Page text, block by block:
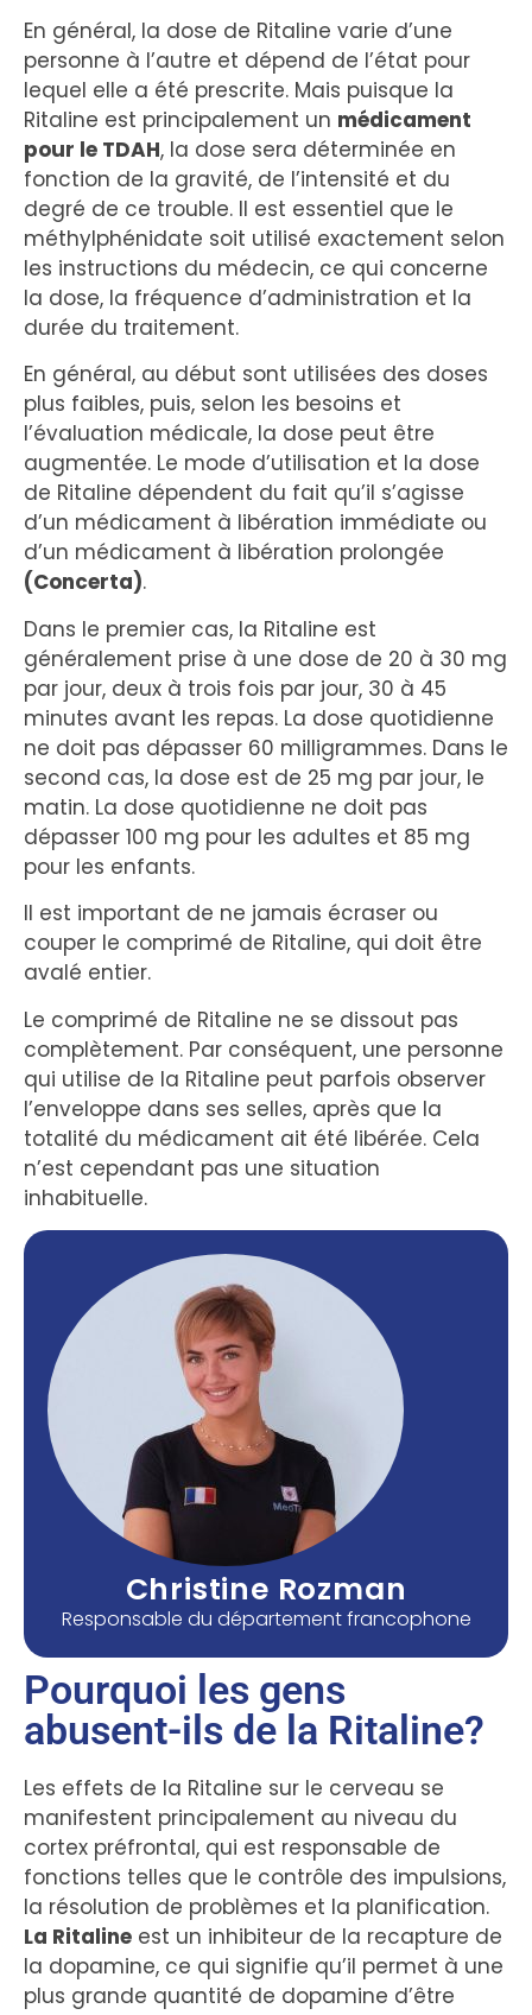
En général, la dose de Ritaline varie d’une
personne à l’autre et dépend de l’état pour
lequel elle a été prescrite. Mais puisque la
Ritaline est principalement un médicament
pour le TDAH, la dose sera déterminée en
fonction de la gravité, de l’intensité et du
degré de ce trouble. Il est essentiel que le
méthylphénidate soit utilisé exactement selon
les instructions du médecin, ce qui concerne
la dose, la fréquence d’administration et la
durée du traitement.
En général, au début sont utilisées des doses
plus faibles, puis, selon les besoins et
l’évaluation médicale, la dose peut être
augmentée. Le mode d’utilisation et la dose
de Ritaline dépendent du fait qu’il s’agisse
d’un médicament à libération immédiate ou
d’un médicament à libération prolongée
(Concerta).
Dans le premier cas, la Ritaline est
généralement prise à une dose de 20 à 30 mg
par jour, deux à trois fois par jour, 30 à 45
minutes avant les repas. La dose quotidienne
ne doit pas dépasser 60 milligrammes. Dans le
second cas, la dose est de 25 mg par jour, le
matin. La dose quotidienne ne doit pas
dépasser 100 mg pour les adultes et 85 mg
pour les enfants.
Il est important de ne jamais écraser ou
couper le comprimé de Ritaline, qui doit être
avalé entier.
Le comprimé de Ritaline ne se dissout pas
complètement. Par conséquent, une personne
qui utilise de la Ritaline peut parfois observer
l’enveloppe dans ses selles, après que la
totalité du médicament ait été libérée. Cela
n’est cependant pas une situation
inhabituelle.
Christine Rozman
Responsable du département francophone
Pourquoi les gens
abusent-ils de la Ritaline?
Les effets de la Ritaline sur le cerveau se
manifestent principalement au niveau du
cortex préfrontal, qui est responsable de
fonctions telles que le contrôle des impulsions,
la résolution de problèmes et la planification.
La Ritaline est un inhibiteur de la recapture de
la dopamine, ce qui signifie qu’il permet à une
plus grande quantité de dopamine d’être